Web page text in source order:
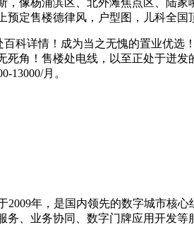
杨浦滨区、北外滩焦点区、陆家
定售楼德律风，户型图，儿科全国
详情！成为当之无愧的置业优选
角！售楼处电线，以至正处于迸
13000/月。
2009年，是国内领先的数字城市核
、业务协同、数字门牌应用开发